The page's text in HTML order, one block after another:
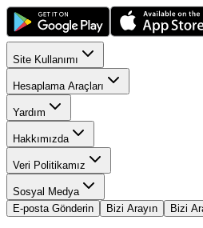
Site Kullanımı
Hesaplama Araçları
Yardım
Hakkımızda
Veri Politikamız
Sosyal Medya
E-posta Gönderin
Bizi Arayın Bizi